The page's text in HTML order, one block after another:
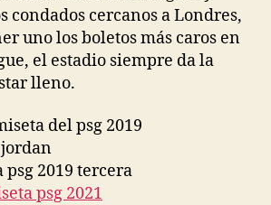
condados cercanos a Londres,
uno los boletos más caros en
el estadio siempre da la
lleno.